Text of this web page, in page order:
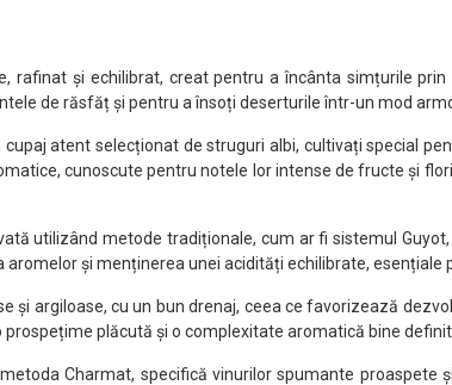
rafinat și echilibrat, creat pentru a încânta simțurile
de răsfăț și pentru a însoți deserturile într-un mod
atent selecționat de struguri albi, cultivați special
cunoscute pentru notele lor intense de fructe și
utilizând metode tradiționale, cum ar fi sistemul
și menținerea unei acidități echilibrate, esențiale
și argiloase, cu un bun drenaj, ceea ce favorizează
plăcută și o complexitate aromatică bine
Charmat, specifică vinurilor spumante